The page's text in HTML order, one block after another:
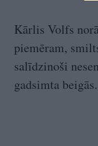
Kārlis Volfs
piemēram,
salīdzinoši
gadsimta beigās.